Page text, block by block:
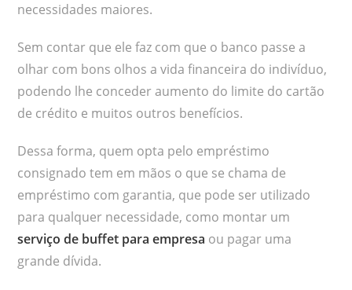
necessidades maiores.
Sem contar que ele faz com que o banco passe a
olhar com bons olhos a vida financeira do indivíduo,
podendo lhe conceder aumento do limite do cartão
de crédito e muitos outros benefícios.
Dessa forma, quem opta pelo empréstimo
consignado tem em mãos o que se chama de
empréstimo com garantia, que pode ser utilizado
para qualquer necessidade, como montar um
serviço de buffet para empresa ou pagar uma
grande dívida.